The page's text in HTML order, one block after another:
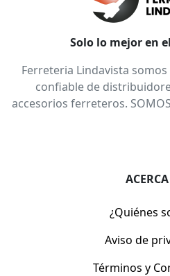
Solo lo mejor en
Ferreteria Lindavista
confiable de
accesorios ferreteros. SOMOS
¿Quiénes
Aviso de
Términos y